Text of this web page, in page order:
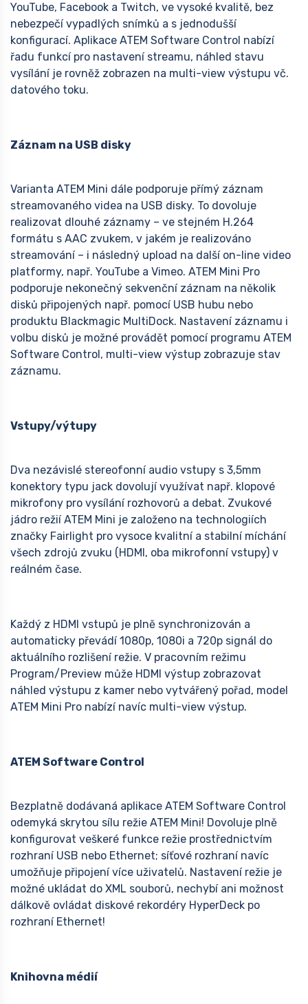
YouTube, Facebook a Twitch, ve vysoké kvalitě, bez
nebezpečí vypadlých snímků a s jednodušší
konfigurací. Aplikace ATEM Software Control nabízí
řadu funkcí pro nastavení streamu, náhled stavu
vysílání je rovněž zobrazen na multi-view výstupu vč.
datového toku.
Záznam na USB disky
Varianta ATEM Mini dále podporuje přímý záznam
streamovaného videa na USB disky. To dovoluje
realizovat dlouhé záznamy – ve stejném H.264
formátu s AAC zvukem, v jakém je realizováno
streamování – i následný upload na další on-line video
platformy, např. YouTube a Vimeo. ATEM Mini Pro
podporuje nekonečný sekvenční záznam na několik
disků připojených např. pomocí USB hubu nebo
produktu Blackmagic MultiDock. Nastavení záznamu i
volbu disků je možné provádět pomocí programu ATEM
Software Control, multi-view výstup zobrazuje stav
záznamu.
Vstupy/výtupy
Dva nezávislé stereofonní audio vstupy s 3,5mm
konektory typu jack dovolují využívat např. klopové
mikrofony pro vysílání rozhovorů a debat. Zvukové
jádro režií ATEM Mini je založeno na technologiích
značky Fairlight pro vysoce kvalitní a stabilní míchání
všech zdrojů zvuku (HDMI, oba mikrofonní vstupy) v
reálném čase.
Každý z HDMI vstupů je plně synchronizován a
automaticky převádí 1080p, 1080i a 720p signál do
aktuálního rozlišení režie. V pracovním režimu
Program/Preview může HDMI výstup zobrazovat
náhled výstupu z kamer nebo vytvářený pořad, model
ATEM Mini Pro nabízí navíc multi-view výstup.
ATEM Software Control
Bezplatně dodávaná aplikace ATEM Software Control
odemyká skrytou sílu režie ATEM Mini! Dovoluje plně
konfigurovat veškeré funkce režie prostřednictvím
rozhraní USB nebo Ethernet; síťové rozhraní navíc
umožňuje připojení více uživatelů. Nastavení režie je
možné ukládat do XML souborů, nechybí ani možnost
dálkově ovládat diskové rekordéry HyperDeck po
rozhraní Ethernet!
Knihovna médií